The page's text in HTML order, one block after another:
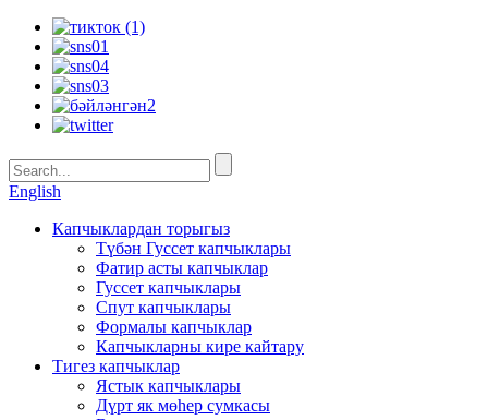
English
Капчыклардан торыгыз
Түбән Гуссет капчыклары
Фатир асты капчыклар
Гуссет капчыклары
Спут капчыклары
Формалы капчыклар
Капчыкларны кире кайтару
Тигез капчыклар
Ястык капчыклары
Дүрт як мөһер сумкасы